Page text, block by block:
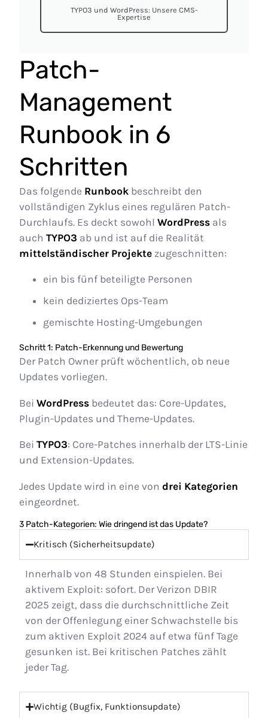
TYPO3 und WordPress: Unsere CMS-
Expertise
Patch-
Management
Runbook in 6
Schritten
Das folgende Runbook beschreibt den
vollständigen Zyklus eines regulären Patch-
Durchlaufs. Es deckt sowohlWordPress als
auchTYPO3 ab und ist auf die Realität
mittelständischer Projekte zugeschnitten:
ein bis fünf beteiligte Personen
kein dediziertes Ops-Team
gemischte Hosting-Umgebungen
Schritt 1: Patch-Erkennung und Bewertung
Der Patch Owner prüft wöchentlich, ob neue
Updates vorliegen.
BeiWordPress bedeutet das: Core-Updates,
Plugin-Updates und Theme-Updates.
BeiTYPO3: Core-Patches innerhalb der LTS-Linie
und Extension-Updates.
Jedes Update wird in eine von drei Kategorien
eingeordnet.
3 Patch-Kategorien: Wie dringend ist das Update?
Kritisch (Sicherheitsupdate)
Innerhalb von 48 Stunden einspielen. Bei
aktivem Exploit: sofort. Der Verizon DBIR
2025 zeigt, dass die durchschnittliche Zeit
von der Offenlegung einer Schwachstelle bis
zum aktiven Exploit 2024 auf etwa fünf Tage
gesunken ist. Bei kritischen Patches zählt
jeder Tag.
Wichtig (Bugfix, Funktionsupdate)